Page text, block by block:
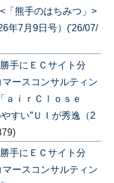
熊手のはちみつ」>
年7月9日号）('26/07/
手にＥＣサイト分
ースコンサルティン
ｉｒＣｌｏｓｅ
すい”ＵＩが秀逸（2
手にＥＣサイト分
ースコンサルティン